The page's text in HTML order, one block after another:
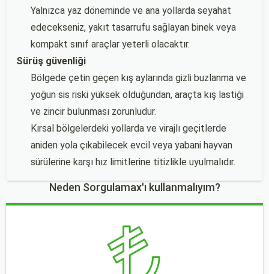
Yalnızca yaz döneminde ve ana yollarda seyahat
edecekseniz, yakıt tasarrufu sağlayan binek veya
kompakt sınıf araçlar yeterli olacaktır.
Sürüş güvenliği
Bölgede çetin geçen kış aylarında gizli buzlanma ve
yoğun sis riski yüksek olduğundan, araçta kış lastiği
ve zincir bulunması zorunludur.
Kırsal bölgelerdeki yollarda ve virajlı geçitlerde
aniden yola çıkabilecek evcil veya yabani hayvan
sürülerine karşı hız limitlerine titizlikle uyulmalıdır.
Neden Sorgulamax'ı kullanmalıyım?